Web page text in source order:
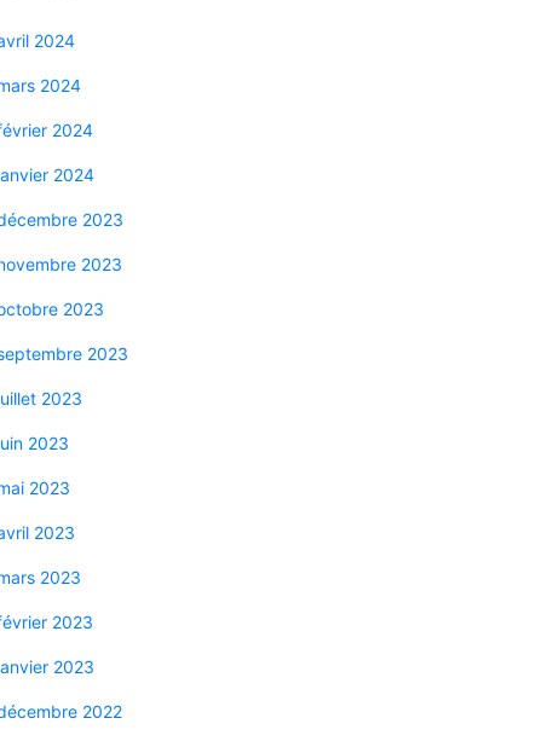
2024
2024
2024
2024
2023
2023
2023
2023
2023
2023
2023
2023
2023
2023
2023
2022